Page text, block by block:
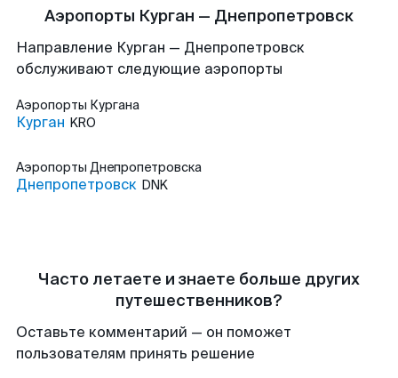
Аэропорты Курган — Днепропетровск
Направление Курган — Днепропетровск
обслуживают следующие аэропорты
Аэропорты Кургана
Курган KRO
Аэропорты Днепропетровска
Днепропетровск DNK
Часто летаете и знаете больше других
путешественников?
Оставьте комментарий — он поможет
пользователям принять решение